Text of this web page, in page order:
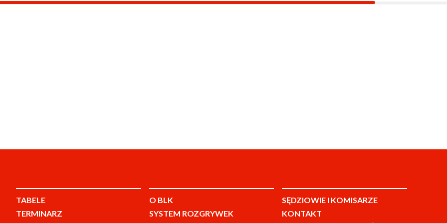
TABELE
TERMINARZ
O BLK
SYSTEM ROZGRYWEK
SĘDZIOWIE I KOMISARZE
KONTAKT